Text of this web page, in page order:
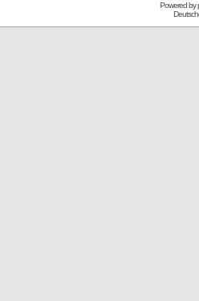
Powered by